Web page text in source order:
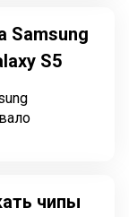
Samsung
S5
чипы